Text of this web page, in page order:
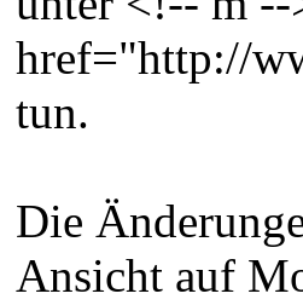
href="http://
tun.
Die
Ansicht auf